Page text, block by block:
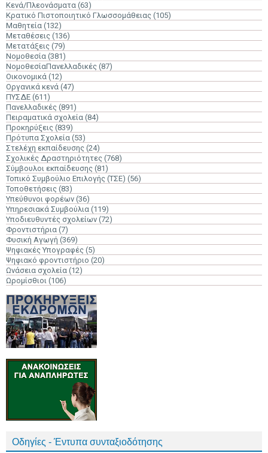
Κενά/Πλεονάσματα (63)
Κρατικό Πιστοποιητικό Γλωσσομάθειας (105)
Μαθητεία (132)
Μεταθέσεις (136)
Μετατάξεις (79)
Νομοθεσία (381)
ΝομοθεσίαΠανελλαδικές (87)
Οικονομικά (12)
Οργανικά κενά (47)
ΠΥΣΔΕ (611)
Πανελλαδικές (891)
Πειραματικά σχολεία (84)
Προκηρύξεις (839)
Πρότυπα Σχολεία (53)
Στελέχη εκπαίδευσης (24)
Σχολικές Δραστηριότητες (768)
Σύμβουλοι εκπαίδευσης (81)
Τοπικό Συμβούλιο Επιλογής (ΤΣΕ) (56)
Τοποθετήσεις (83)
Υπεύθυνοι φορέων (36)
Υπηρεσιακά Συμβούλια (119)
Υποδιευθυντές σχολείων (72)
Φροντιστήρια (7)
Φυσική Αγωγή (369)
Ψηφιακές Υπογραφές (5)
Ψηφιακό φροντιστήριο (20)
Ωνάσεια σχολεία (12)
Ωρομίσθιοι (106)
Οδηγίες - Έντυπα συνταξιοδότησης